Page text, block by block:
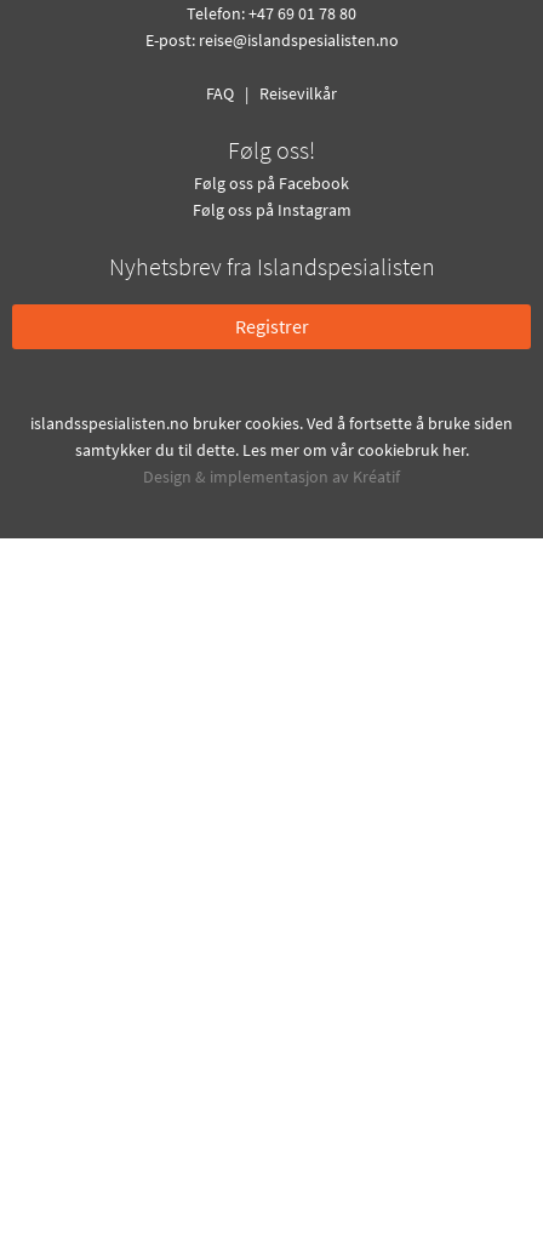
Telefon: +47 69 01 78 80
E-post: reise@islandspesialisten.no
FAQ | Reisevilkår
Følg oss!
Følg oss på Facebook
Følg oss på Instagram
Nyhetsbrev fra Islandspesialisten
Registrer
islandsspesialisten.no bruker cookies. Ved å fortsette å bruke siden
samtykker du til dette. Les mer om vår cookiebruk her.
Design & implementasjon av Kréatif